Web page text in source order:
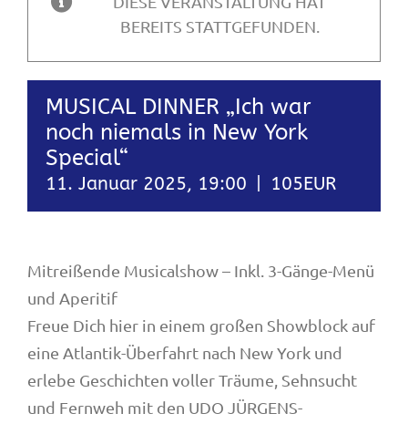
BEREITS STATTGEFUNDEN.
MUSICAL DINNER „Ich war
noch niemals in New York
Special“
11. Januar 2025, 19:00 105EUR
Mitreißende Musicalshow – Inkl. 3-Gänge-Menü
und Aperitif
Freue Dich hier in einem großen Showblock auf
eine Atlantik-Überfahrt nach New York und
erlebe Geschichten voller Träume, Sehnsucht
und Fernweh mit den UDO JÜRGENS-